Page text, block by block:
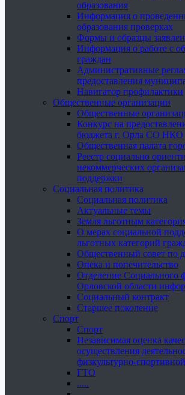
образования
Информация о
образования проверках
Формы и образцы
Информация о работе с
граждан
Административные
предоставления
Навигатор профилактики
Общественные организации
Общественные
Конкурс на
бюджета г. Орла СО НКО
Общественная палата
Реестр социально
некоммерческих
поддержки
Социальная политика
Социальная политика
Актуальные темы
Земля льготным
О мерах социальной
льготных категорий
Общественный совет по
Опека и попечительство
Отделение Социального
Орловской области
Социальный контракт
Старшее поколение
Спорт
Спорт
Независимая оценка
осуществления
физкультурно-
ГТО
.....